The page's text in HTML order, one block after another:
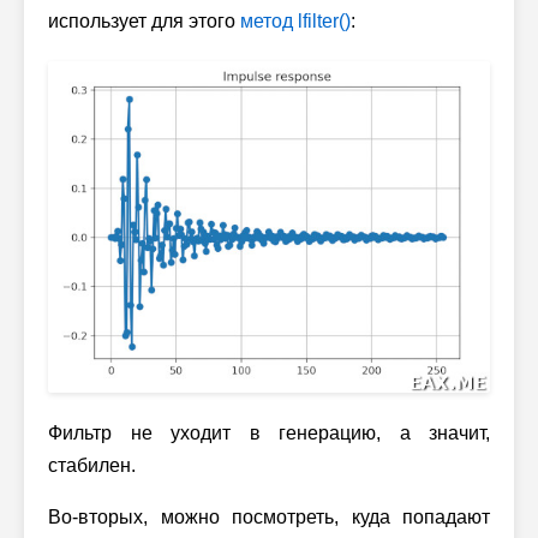
использует для этого метод lfilter():
Фильтр не уходит в генерацию, а значит,
стабилен.
Во-вторых, можно посмотреть, куда попадают